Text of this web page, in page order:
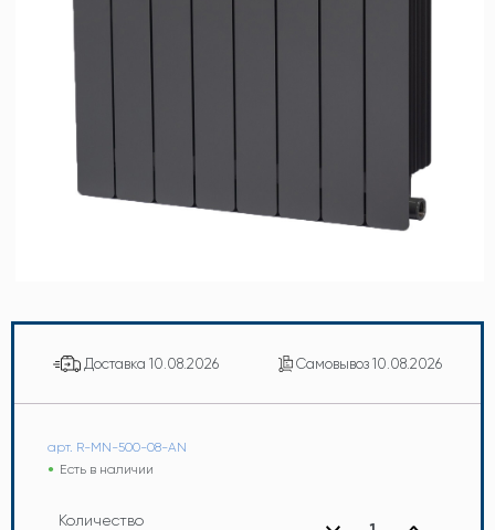
Доставка 10.08.2026 Самовывоз 10.08.2026
арт. R-MN-500-08-AN
Есть в наличии
Количество